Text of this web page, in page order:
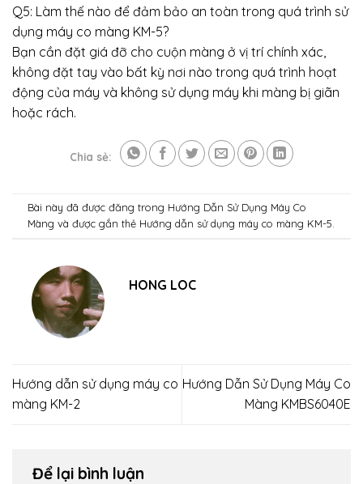
Q5: Làm thế nào để đảm bảo an toàn trong quá trình sử
dụng máy co màng KM-5?
Bạn cần đặt giá đỡ cho cuộn màng ở vị trí chính xác,
không đặt tay vào bất kỳ nơi nào trong quá trình hoạt
động của máy và không sử dụng máy khi màng bị giãn
hoặc rách.
Chia sẻ:
Bài này đã được đăng trong Hướng Dẫn Sử Dụng Máy Co
Màng và được gắn thẻ Hướng dẫn sử dụng máy co màng KM-5.
HONG LOC
Hướng dẫn sử dụng máy co
màng KM-2
Hướng Dẫn Sử Dụng Máy Co
Màng KMBS6040E
Để lại bình luận